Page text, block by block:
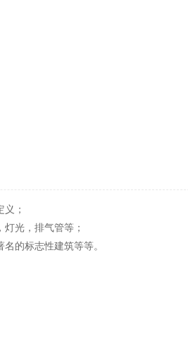
；
光，排气管等；
的标志性建筑等等。